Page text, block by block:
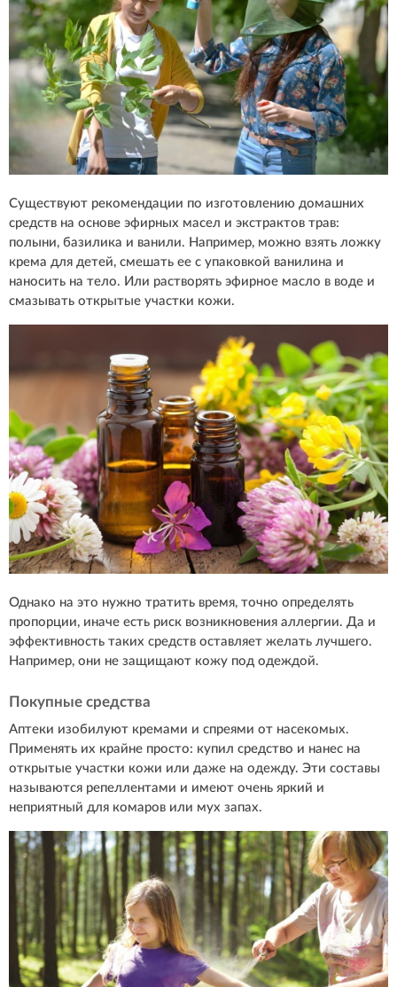
Существуют рекомендации по изготовлению домашних
средств на основе эфирных масел и экстрактов трав:
полыни, базилика и ванили. Например, можно взять ложку
крема для детей, смешать ее с упаковкой ванилина и
наносить на тело. Или растворять эфирное масло в воде и
смазывать открытые участки кожи.
Однако на это нужно тратить время, точно определять
пропорции, иначе есть риск возникновения аллергии. Да и
эффективность таких средств оставляет желать лучшего.
Например, они не защищают кожу под одеждой.
Покупные средства
Аптеки изобилуют кремами и спреями от насекомых.
Применять их крайне просто: купил средство и нанес на
открытые участки кожи или даже на одежду. Эти составы
называются репеллентами и имеют очень яркий и
неприятный для комаров или мух запах.